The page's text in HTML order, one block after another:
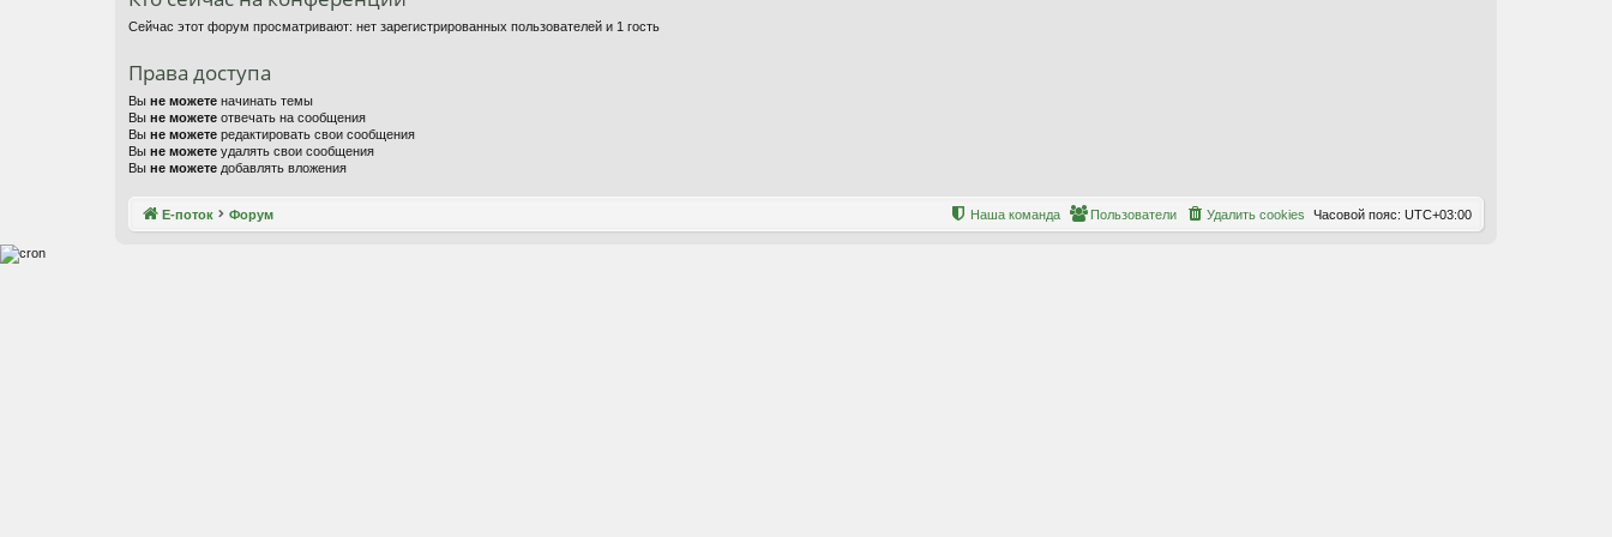
Сейчас этот форум просматривают: нет зарегистрированных пользователей и 1 гость
Права доступа
Вы не можете начинать темы
Вы не можете отвечать на сообщения
Вы не можете редактировать свои сообщения
Вы не можете удалять свои сообщения
Вы не можете добавлять вложения
Е-поток Форум Часовой пояс: UTC+03:00
Удалить cookies
Пользователи
Наша команда